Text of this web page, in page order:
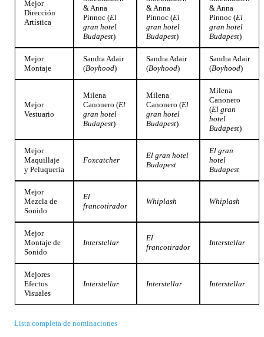
Mejor
Dirección
Artística
& Anna
Pinnoc (El
gran hotel
Budapest)
& Anna
Pinnoc (El
gran hotel
Budapest)
& Anna
Pinnoc (El
gran hotel
Budapest)
Mejor
Montaje
Sandra Adair
(Boyhood)
Sandra Adair
(Boyhood)
Sandra Adair
(Boyhood)
Mejor
Vestuario
Milena
Canonero (El
gran hotel
Budapest)
Milena
Canonero (El
gran hotel
Budapest)
Milena
Canonero
(El gran
hotel
Budapest)
Mejor
Maquillaje
y Peluquería
Foxcatcher
El gran hotel
Budapest
El gran
hotel
Budapest
Mejor
Mezcla de
Sonido
El
francotirador
Whiplash Whiplash
Mejor
Montaje de
Sonido
Interstellar
El
francotirador
Interstellar
Mejores
Efectos
Visuales
Interstellar Interstellar Interstellar
Lista completa de nominaciones